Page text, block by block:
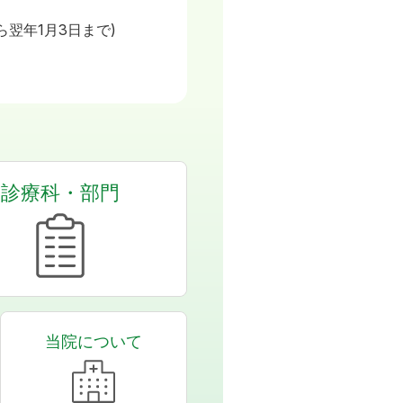
翌年1月3日まで)
診療科・部門
当院について